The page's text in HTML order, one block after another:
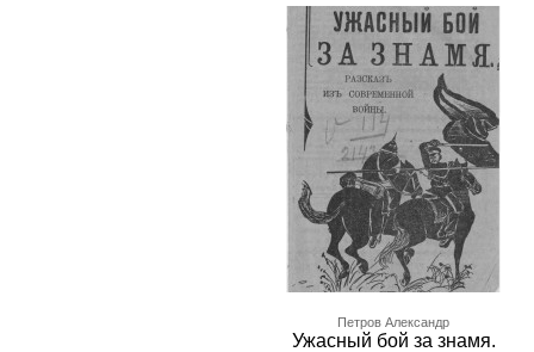
Петров Александр
Ужасный бой за знамя.